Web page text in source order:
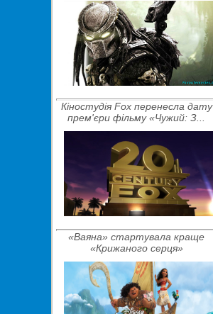
Кіностудія Fox перенесла дату
прем'єри фільму «Чужий: З...
«Ваяна» стартувала краще
«Крижаного серця»